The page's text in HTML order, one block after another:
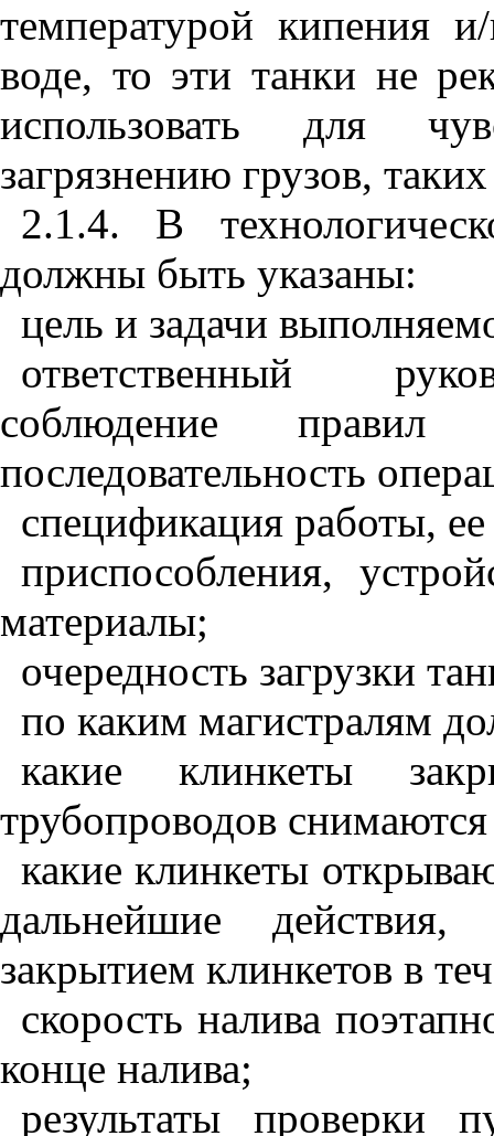
температурой кипения
воде, то эти танки не
использовать для
загрязнению грузов,
2.1.4. В
должны быть указаны:
цель и задачи
ответственный
соблюдение правил
последовательность
спецификация работы,
приспособления,
материалы;
очередность загрузки
по каким магистралям
какие клинкеты
трубопроводов
какие клинкеты
дальнейшие
закрытием клинкетов в
скорость налива
конце налива;
результаты